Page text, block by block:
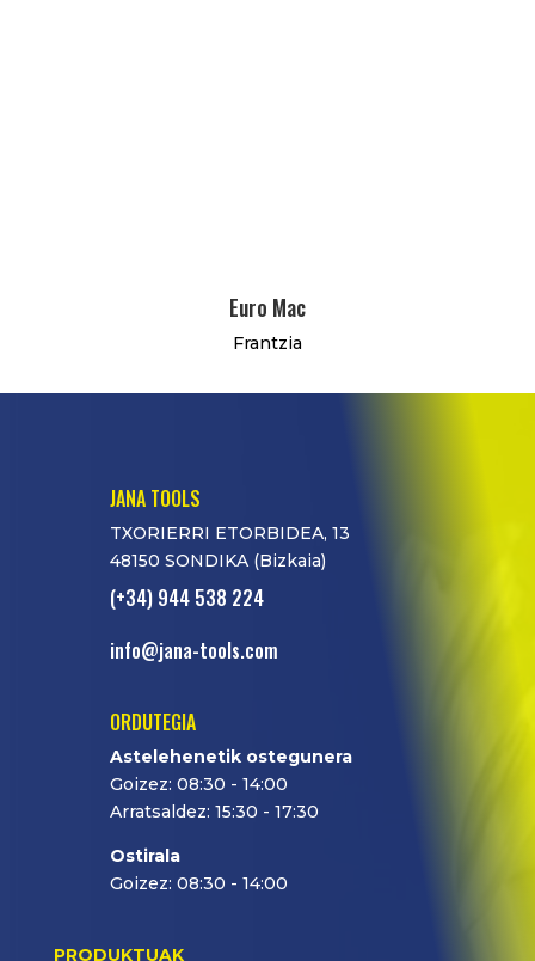
Euro Mac
Frantzia
JANA TOOLS
TXORIERRI ETORBIDEA, 13
48150 SONDIKA (Bizkaia)
(+34) 944 538 224
info@jana-tools.com
ORDUTEGIA
Astelehenetik ostegunera
Goizez: 08:30 - 14:00
Arratsaldez: 15:30 - 17:30
Ostirala
Goizez: 08:30 - 14:00
PRODUKTUAK